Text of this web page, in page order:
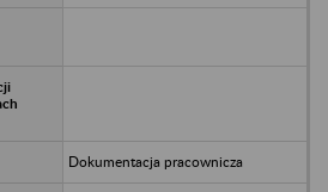
Dokumentacja pracownicza